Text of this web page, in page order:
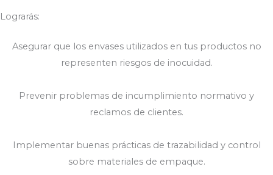
Lograrás:
Asegurar que los envases utilizados en tus productos no
representen riesgos de inocuidad.
Prevenir problemas de incumplimiento normativo y
reclamos de clientes.
Implementar buenas prácticas de trazabilidad y control
sobre materiales de empaque.